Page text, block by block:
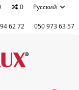
0 Русский
62 72 050 973 63 57